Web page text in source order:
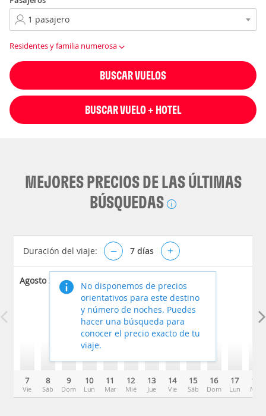
Residentes y familia numerosa
BUSCAR VUELOS
BUSCAR VUELO + HOTEL
MEJORES PRECIOS DE LAS ÚLTIMAS
BÚSQUEDAS
Duración del viaje: – 7 días +
Agosto 2026
7
Vie
8
Sáb
9
Dom
10
Lun
11
Mar
12
Mié
13
Jue
14
Vie
15
Sáb
16
Dom
17
Lun
18
Mar
No disponemos de precios
orientativos para este destino
y número de noches. Puedes
hacer una búsqueda para
conocer el precio exacto de tu
viaje.